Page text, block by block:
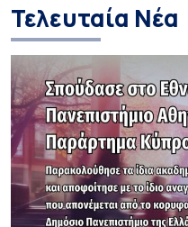
Τελευταία Νέα